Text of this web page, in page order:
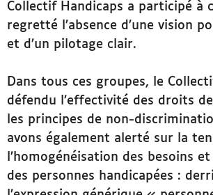
Collectif Handicaps a participé à
regretté l’absence d’une vision
et d’un pilotage clair.
Dans tous ces groupes, le
défendu l’effectivité des droits
les principes de non-
avons également alerté sur la
l’homogénéisation des besoins
des personnes handicapées :